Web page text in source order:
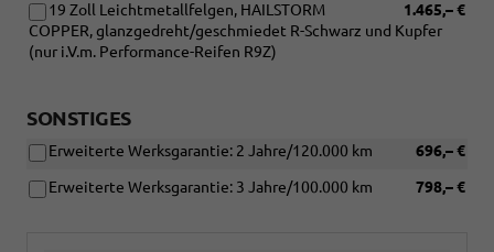
1.465,– €
19 Zoll Leichtmetallfelgen, HAILSTORM
COPPER, glanzgedreht/geschmiedet R-Schwarz und Kupfer
(nur i.V.m. Performance-Reifen R9Z)
SONSTIGES
696,– €
Erweiterte Werksgarantie: 2 Jahre/120.000 km
798,– €
Erweiterte Werksgarantie: 3 Jahre/100.000 km